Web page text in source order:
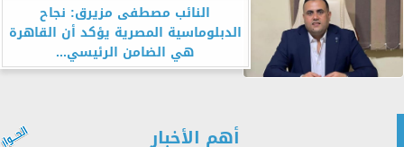
النائب مصطفى مزيرق: نجاح
الدبلوماسية المصرية يؤكد أن القاهرة
هي الضامن الرئيسي...
أهم الأخبار